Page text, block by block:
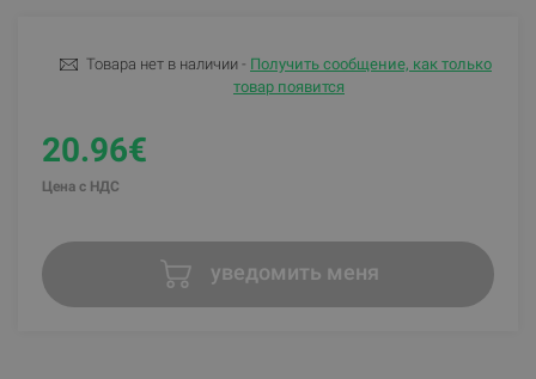
Товара нет в наличии - Получить сообщение, как только
товар появится
20.96€
Цена с НДС
уведомить меня